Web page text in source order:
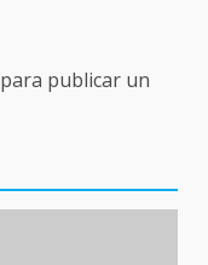
para publicar un